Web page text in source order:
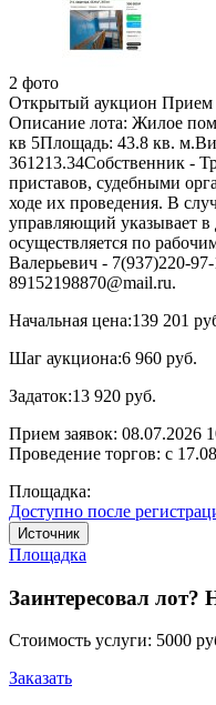
2 фото
Открытый аукцион Прием
Описание лота: Жилое
кв 5Площадь: 43.8 кв.
361213.34Собственник -
приставов, судебными
ходе их проведения. В
управляющий указывает в
осуществляется по
Валерьевич - 7(937)220-
89152198870@mail.ru.
Начальная цена:139 201
Шаг аукциона:6 960 руб.
Задаток:13 920 руб.
Прием заявок: 08.07.2026
Проведение торгов: с
Площадка:
Доступно после
Источник
Площадка
Заинтересовал лот?
Стоимость услуги: 5000
Заказать